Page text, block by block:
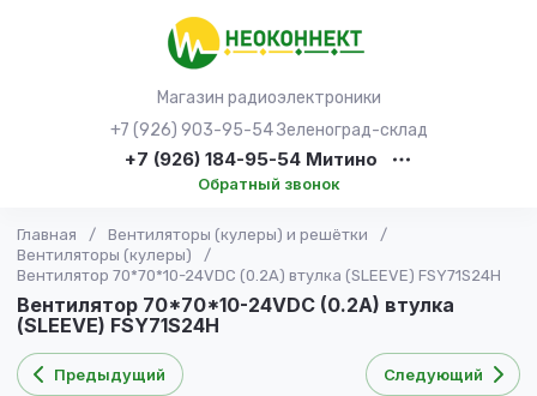
Магазин радиоэлектроники
+7 (926) 903-95-54 Зеленоград-склад
+7 (926) 184-95-54 Митино
Обратный звонок
Главная / Вентиляторы (кулеры) и решётки
/
Вентиляторы (кулеры)
/
Вентилятор 70*70*10-24VDC (0.2A) втулка (SLEEVE) FSY71S24H
Вентилятор 70*70*10-24VDC (0.2A) втулка
(SLEEVE) FSY71S24H
Предыдущий Следующий